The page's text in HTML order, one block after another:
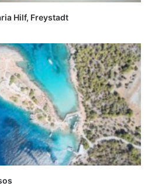
Hilf, Freystadt